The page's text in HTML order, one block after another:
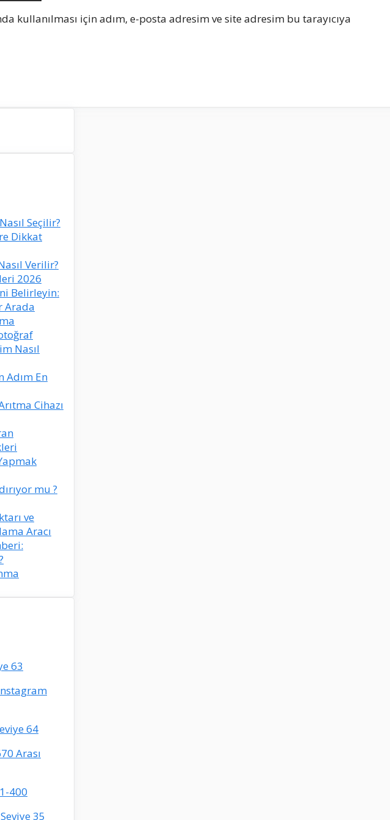
kullanılması için adım, e-posta adresim ve site adresim bu tarayıcıya
Seçilir?
Dikkat
Verilir?
2026
Belirleyin:
Arada
Nasıl
Adım En
Cihazı
mu ?
ve
Aracı
63
64
Arası
400
35